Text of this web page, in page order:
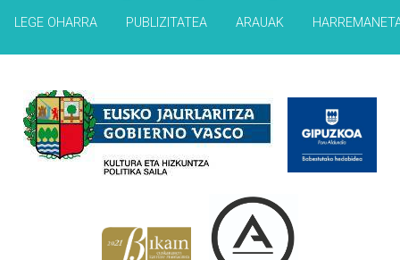
LEGE OHARRA PUBLIZITATEA ARAUAK